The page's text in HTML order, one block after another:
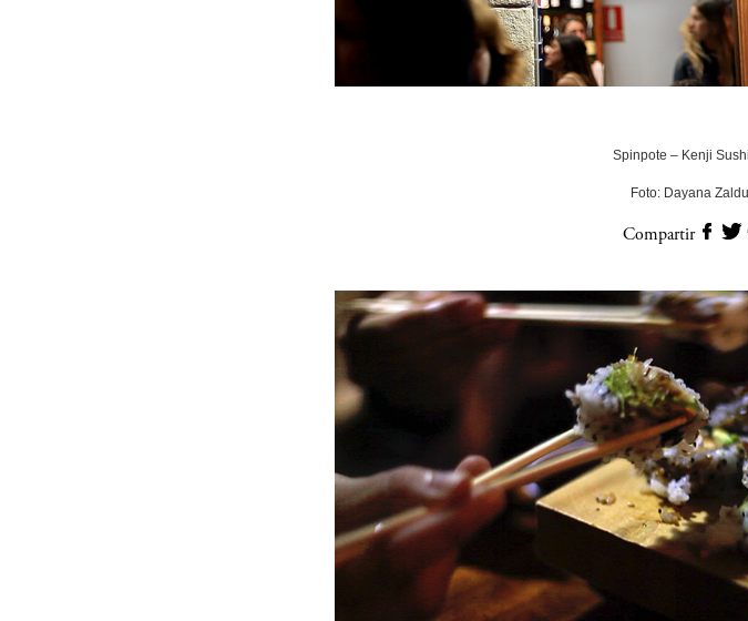
Spinpote – Kenji
Foto: Dayana
Compartir